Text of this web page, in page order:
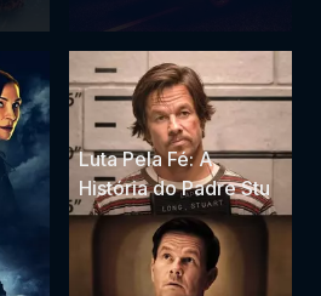
Luta Pela Fé: A
História do Padre Stu